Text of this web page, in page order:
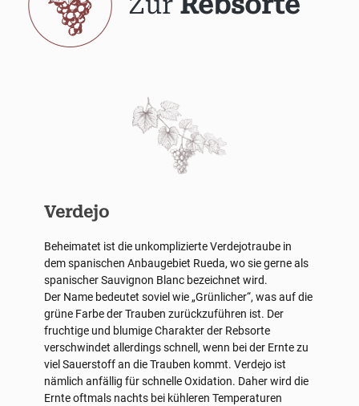
Verdejo
Beheimatet ist die unkomplizierte Verdejotraube in
dem spanischen Anbaugebiet Rueda, wo sie gerne als
spanischer Sauvignon Blanc bezeichnet wird.
Der Name bedeutet soviel wie „Grünlicher“, was auf die
grüne Farbe der Trauben zurückzuführen ist. Der
fruchtige und blumige Charakter der Rebsorte
verschwindet allerdings schnell, wenn bei der Ernte zu
viel Sauerstoff an die Trauben kommt. Verdejo ist
nämlich anfällig für schnelle Oxidation. Daher wird die
Ernte oftmals nachts bei kühleren Temperaturen